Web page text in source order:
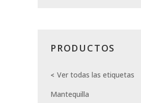
PRODUCTOS
Ver todas las etiquetas
Mantequilla